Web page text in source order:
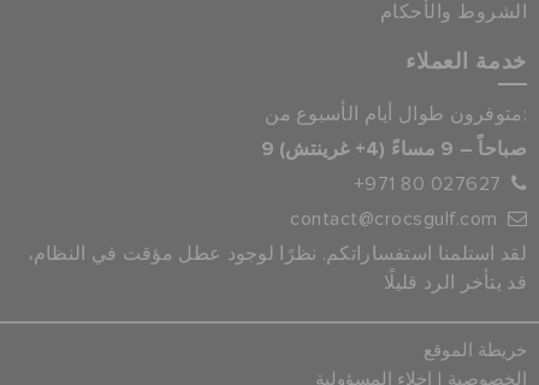
الشروط والأحكام
خدمة العملاء
متوفرون طوال أيام الأسبوع من:
9 صباحاً – 9 مساءً (4+ غرينتش)
+971 80 027627
contact@crocsgulf.com
لقد استلمنا استفساراتكم. نظرًا لوجود عطل مؤقت في النظام،
قد يتأخر الرد قليلًا
خريطة الموقع
الخصوصية | إخلاء المسؤولية